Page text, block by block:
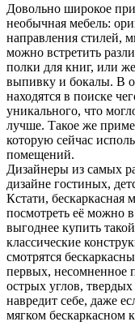
Довольно широкое
необычная мебель:
направления стилей,
можно встретить
полки для книг, или
выпивку и бокалы. В
находятся в поиске
уникального, что
лучше. Такое же
которую сейчас
помещений.
Дизайнеры из самых
дизайне гостиных,
Кстати, бескаркасная
посмотреть её можно
выгоднее купить
классические
смотрятся
первых, несомненное
острых углов,
навредит себе, даже
мягком бескаркасном